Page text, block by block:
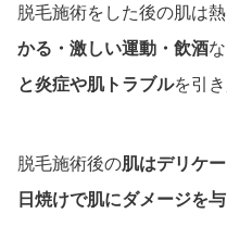
脱毛施術をした後の肌は
かる・激しい運動・飲酒な
と炎症や肌トラブルを引
脱毛施術後の肌はデリケ
日焼けで肌にダメージを